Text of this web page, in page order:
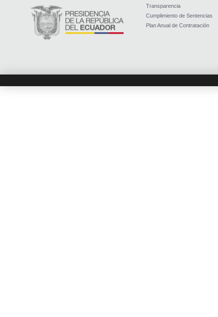
Transparencia
Cumplimiento de Sentencias
Plan Anual de Contratación